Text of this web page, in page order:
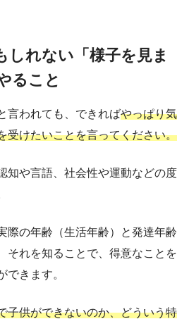
れない「様子を見ま
ること
言われても、できればやっぱり気
受けたいことを言ってください。
知や言語、社会性や運動などの度
際の年齢（生活年齢）と発達年齢
それを知ることで、得意なことを
できます。
子供ができないのか、どういう特